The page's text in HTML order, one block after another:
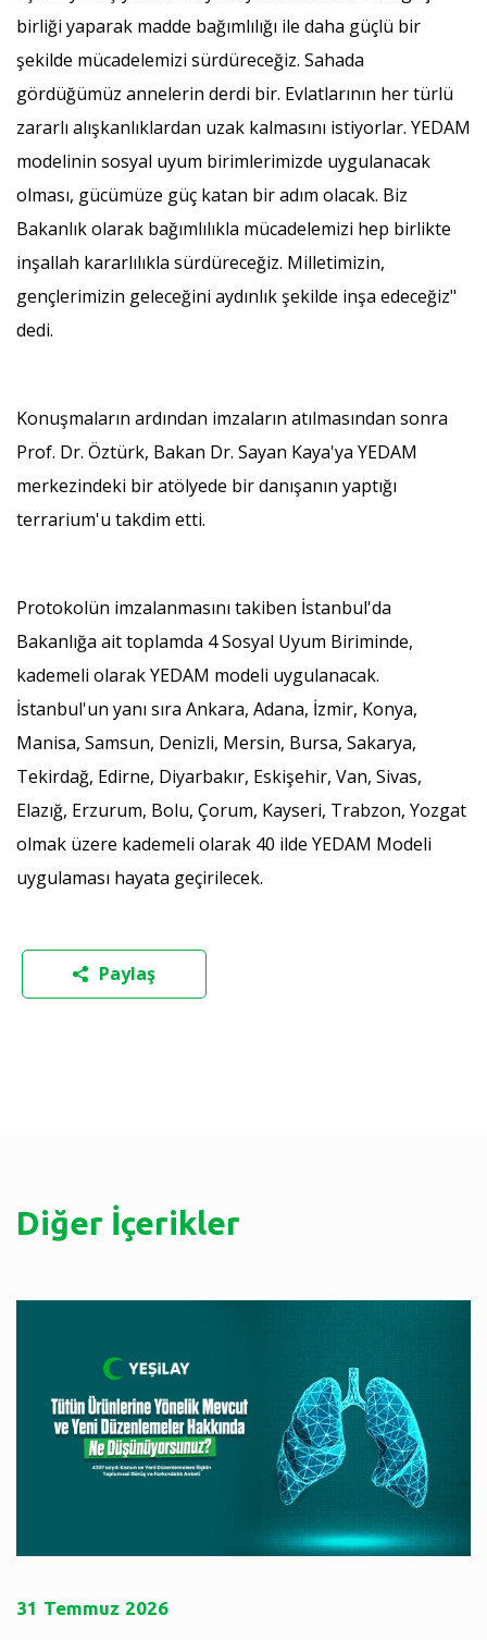
birliği yaparak madde bağımlılığı ile daha güçlü bir
şekilde mücadelemizi sürdüreceğiz. Sahada
gördüğümüz annelerin derdi bir. Evlatlarının her türlü
zararlı alışkanlıklardan uzak kalmasını istiyorlar. YEDAM
modelinin sosyal uyum birimlerimizde uygulanacak
olması, gücümüze güç katan bir adım olacak. Biz
Bakanlık olarak bağımlılıkla mücadelemizi hep birlikte
inşallah kararlılıkla sürdüreceğiz. Milletimizin,
gençlerimizin geleceğini aydınlık şekilde inşa edeceğiz"
dedi.
Konuşmaların ardından imzaların atılmasından sonra
Prof. Dr. Öztürk, Bakan Dr. Sayan Kaya'ya YEDAM
merkezindeki bir atölyede bir danışanın yaptığı
terrarium'u takdim etti.
Protokolün imzalanmasını takiben İstanbul'da
Bakanlığa ait toplamda 4 Sosyal Uyum Biriminde,
kademeli olarak YEDAM modeli uygulanacak.
İstanbul'un yanı sıra Ankara, Adana, İzmir, Konya,
Manisa, Samsun, Denizli, Mersin, Bursa, Sakarya,
Tekirdağ, Edirne, Diyarbakır, Eskişehir, Van, Sivas,
Elazığ, Erzurum, Bolu, Çorum, Kayseri, Trabzon, Yozgat
olmak üzere kademeli olarak 40 ilde YEDAM Modeli
uygulaması hayata geçirilecek.
Paylaş
Diğer İçerikler
31 Temmuz 2026